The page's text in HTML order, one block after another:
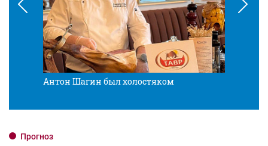
Антон Шагин был холостяком
Прогноз